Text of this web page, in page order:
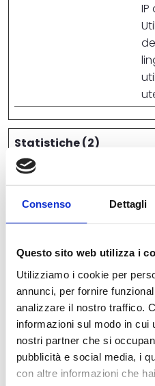
Consenso Dettagli
Questo sito web utilizza i
Utilizziamo i cookie per
annunci, per fornire
analizzare il nostro traffico.
informazioni sul modo in cui
nostri partner che si
pubblicità e social media, i
con altre informazioni che
IP
Statistiche (2)
I cookie statistici aiutano
capire come i visitatori
anonima.
Nome Fornitore
_ga
Google
in